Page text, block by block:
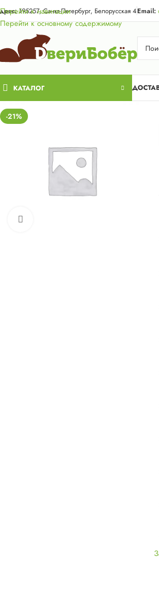
Перейти к навигации
Перейти к основному содержимому
195257, Санкт-Петербург, Белорусская 4Email:
КАТАЛОГ
-21%